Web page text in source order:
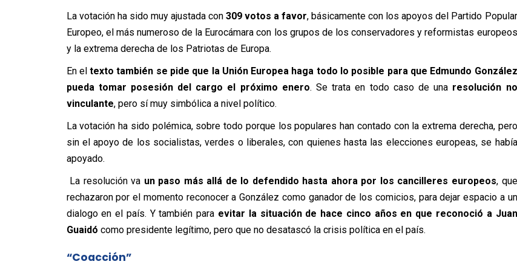
La votación ha sido muy ajustada con 309 votos a favor, básicamente con los apoyos del Partido Popular
Europeo, el más numeroso de la Eurocámara con los grupos de los conservadores y reformistas europeos
y la extrema derecha de los Patriotas de Europa.
En eltexto también se pide que la Unión Europea haga todo lo posible para que Edmundo González
pueda tomar posesión del cargo el próximo enero. Se trata en todo caso de una resolución no
vinculante, pero sí muy simbólica a nivel político.
La votación ha sido polémica, sobre todo porque los populares han contado con la extrema derecha, pero
sin el apoyo de los socialistas, verdes o liberales, con quienes hasta las elecciones europeas, se había
apoyado.
La resolución va un paso más allá de lo defendido hasta ahora por los cancilleres europeos, que
rechazaron por el momento reconocer a González como ganador de los comicios, para dejar espacio a un
dialogo en el país. Y también para evitar la situación de hace cinco años en que reconoció a Juan
Guaidó como presidente legítimo, pero que no desatascó la crisis política en el país.
“Coacción”